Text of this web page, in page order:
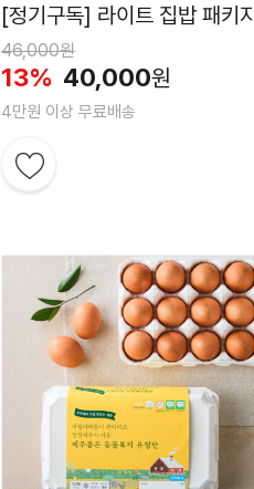
[정기구독] 라이트 집밥 패키지
46,000원
13% 40,000원
4만원 이상 무료배송